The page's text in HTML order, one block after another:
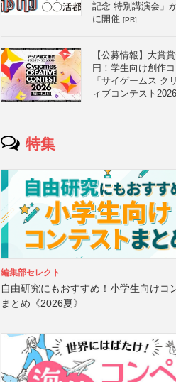
記念 特別講演会」
に開催 [PR]
【公募情報】大賞
円！学生向け創作
「サイゲームス ク
ィブコンテスト
特集
編集部セレクト
自由研究にもおすすめ！小学生向けコ
まとめ《2026夏》